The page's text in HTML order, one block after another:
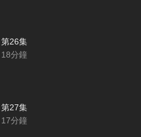
第26集
18分鐘
第27集
17分鐘